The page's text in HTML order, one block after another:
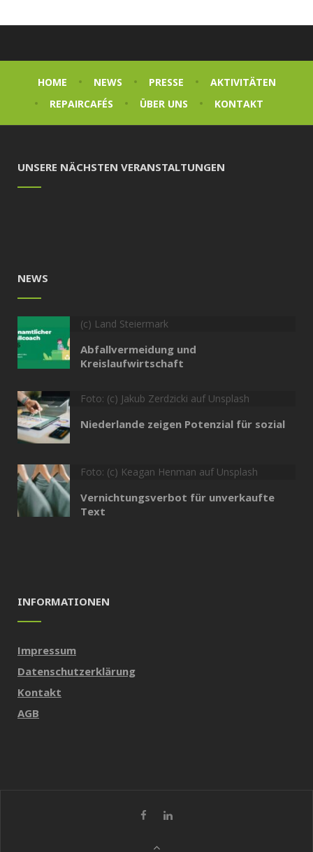
HOME NEWS PRESSE
AKTIVITÄTEN
REPAIRCAFÉS
ÜBER UNS KONTAKT
UNSERE NÄCHSTEN VERANSTALTUNGEN
NEWS
(c) Land Steiermark
Abfallvermeidung und
Kreislaufwirtschaft
Foto: (c) Jakub Zerdzicki auf Unsplash
Niederlande zeigen Potenzial für sozial
Foto: (c) Keagan Henman auf Unsplash
Vernichtungsverbot für unverkaufte
Text
INFORMATIONEN
Impressum
Datenschutzerklärung
Kontakt
AGB